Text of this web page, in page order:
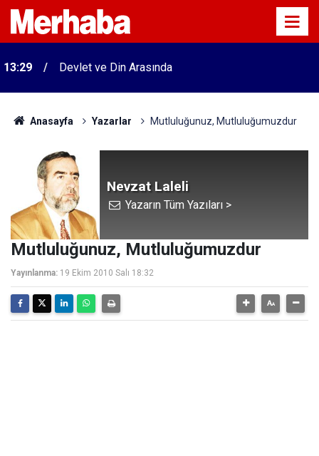
13:29 Devlet ve Din Arasında
Anasayfa Yazarlar Mutluluğunuz, Mutluluğumuzdur
Nevzat Laleli
Yazarın Tüm Yazıları >
Mutluluğunuz, Mutluluğumuzdur
Yayınlanma: 19 Ekim 2010 Salı 18:32